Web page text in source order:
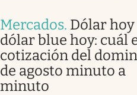
Mercados. Dólar hoy
dólar blue hoy: cuál
cotización del
de agosto minuto a
minuto